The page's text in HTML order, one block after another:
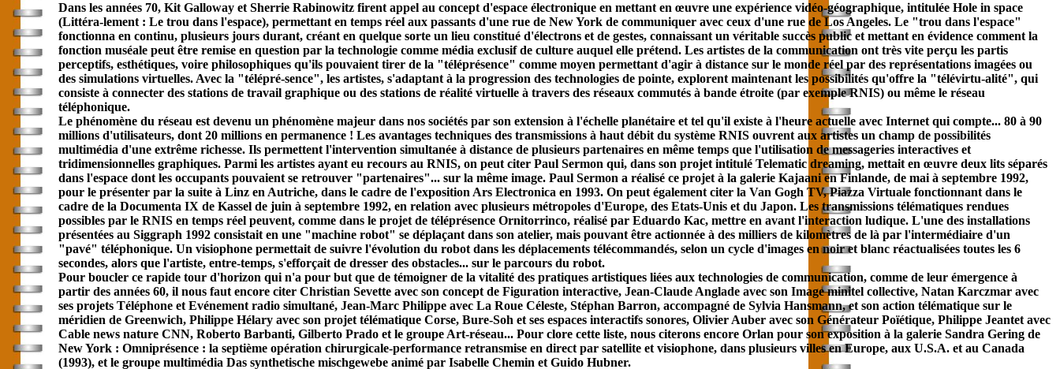
Dans les années 70, Kit Galloway et Sherrie Rabinowitz firent appel au concept d'espace électronique en mettant en œuvre une expérience vidéo-géographique, intitulée Hole in space
(Littéra-lement : Le trou dans l'espace), permettant en temps réel aux passants d'une rue de New York de communiquer avec ceux d'une rue de Los Angeles. Le "trou dans l'espace"
fonctionna en continu, plusieurs jours durant, créant en quelque sorte un lieu constitué d'électrons et de gestes, connaissant un véritable succès public et mettant en évidence comment la
fonction muséale peut être remise en question par la technologie comme média exclusif de culture auquel elle prétend. Les artistes de la communication ont très vite perçu les partis
perceptifs, esthétiques, voire philosophiques qu'ils pouvaient tirer de la "téléprésence" comme moyen permettant d'agir à distance sur le monde réel par des représentations imagées ou
des simulations virtuelles. Avec la "télépré-sence", les artistes, s'adaptant à la progression des technologies de pointe, explorent maintenant les possibilités qu'offre la "télévirtu-alité", qui
consiste à connecter des stations de travail graphique ou des stations de réalité virtuelle à travers des réseaux commutés à bande étroite (par exemple RNIS) ou même le réseau
téléphonique.
Le phénomène du réseau est devenu un phénomène majeur dans nos sociétés par son extension à l'échelle planétaire et tel qu'il existe à l'heure actuelle avec Internet qui compte... 80 à 90
millions d'utilisateurs, dont 20 millions en permanence ! Les avantages techniques des transmissions à haut débit du système RNIS ouvrent aux artistes un champ de possibilités
multimédia d'une extrême richesse. Ils permettent l'intervention simultanée à distance de plusieurs partenaires en même temps que l'utilisation de messageries interactives et
tridimensionnelles graphiques. Parmi les artistes ayant eu recours au RNIS, on peut citer Paul Sermon qui, dans son projet intitulé Telematic dreaming, mettait en œuvre deux lits séparés
dans l'espace dont les occupants pouvaient se retrouver "partenaires"... sur la même image. Paul Sermon a réalisé ce projet à la galerie Kajaani en Finlande, de mai à septembre 1992,
pour le présenter par la suite à Linz en Autriche, dans le cadre de l'exposition Ars Electronica en 1993. On peut également citer la Van Gogh TV, Piazza Virtuale fonctionnant dans le
cadre de la Documenta IX de Kassel de juin à septembre 1992, en relation avec plusieurs métropoles d'Europe, des Etats-Unis et du Japon. Les transmissions télématiques rendues
possibles par le RNIS en temps réel peuvent, comme dans le projet de téléprésence Ornitorrinco, réalisé par Eduardo Kac, mettre en avant l'interaction ludique. L'une des installations
présentées au Siggraph 1992 consistait en une "machine robot" se déplaçant dans son atelier, mais pouvant être actionnée à des milliers de kilomètres de là par l'intermédiaire d'un
"pavé" téléphonique. Un visiophone permettait de suivre l'évolution du robot dans les déplacements télécommandés, selon un cycle d'images en noir et blanc réactualisées toutes les 6
secondes, alors que l'artiste, entre-temps, s'efforçait de dresser des obstacles... sur le parcours du robot.
Pour boucler ce rapide tour d'horizon qui n'a pour but que de témoigner de la vitalité des pratiques artistiques liées aux technologies de communication, comme de leur émergence à
partir des années 60, il nous faut encore citer Christian Sevette avec son concept de Figuration interactive, Jean-Claude Anglade avec son Image minitel collective, Natan Karczmar avec
ses projets Téléphone et Evénement radio simultané, Jean-Marc Philippe avec La Roue Céleste, Stéphan Barron, accompagné de Sylvia Hansmann, et son action télématique sur le
méridien de Greenwich, Philippe Hélary avec son projet télématique Corse, Bure-Soh et ses espaces interactifs sonores, Olivier Auber avec son Générateur Poïétique, Philippe Jeantet avec
Cable news nature CNN, Roberto Barbanti, Gilberto Prado et le groupe Art-réseau... Pour clore cette liste, nous citerons encore Orlan pour son exposition à la galerie Sandra Gering de
New York : Omniprésence : la septième opération chirurgicale-performance retransmise en direct par satellite et visiophone, dans plusieurs villes en Europe, aux U.S.A. et au Canada
(1993), et le groupe multimédia Das synthetische mischgewebe animé par Isabelle Chemin et Guido Hubner.